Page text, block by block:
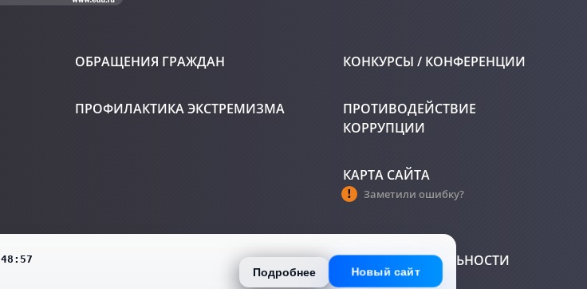
ОБРАЩЕНИЯ ГРАЖДАН
ПРОФИЛАКТИКА ЭКСТРЕМИЗМА
КОНКУРСЫ / КОНФЕРЕНЦИИ
ПРОТИВОДЕЙСТВИЕ
КОРРУПЦИИ
КАРТА САЙТА
Заметили ошибку?
КОНФИДЕНЦИАЛЬНОСТИ